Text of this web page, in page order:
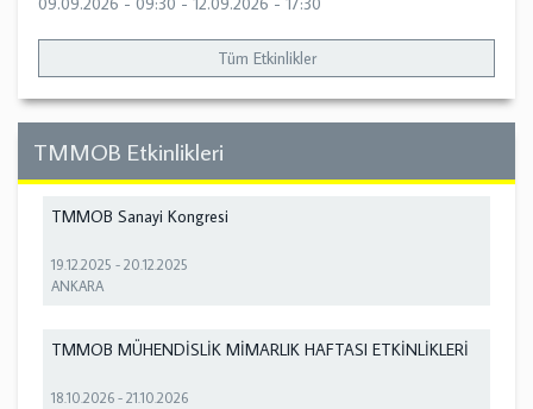
Tüm Etkinlikler
TMMOB Etkinlikleri
TMMOB Sanayi Kongresi
19.12.2025 -20.12.2025
ANKARA
TMMOB MÜHENDİSLİK MİMARLIK HAFTASI ETKİNLİKLERİ
18.10.2026 -21.10.2026